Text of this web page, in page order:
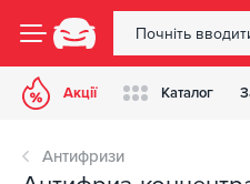
Акції Каталог
Антифризи